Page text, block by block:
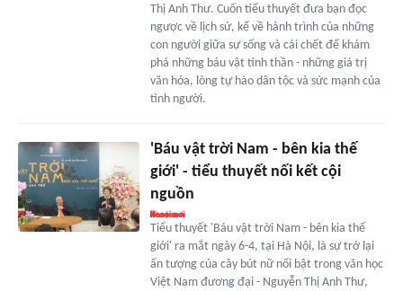
Thị Anh Thư. Cuốn tiểu thuyết đưa bạn đọc
ngược về lịch sử, kể về hành trình của những
con người giữa sự sống và cái chết để khám
phá những báu vật tinh thần - những giá trị
văn hóa, lòng tự hào dân tộc và sức mạnh của
tình người.
'Báu vật trời Nam - bên kia thế
giới' - tiểu thuyết nối kết cội
nguồn
Tiểu thuyết 'Báu vật trời Nam - bên kia thế
giới' ra mắt ngày 6-4, tại Hà Nội, là sự trở lại
ấn tượng của cây bút nữ nổi bật trong văn học
Việt Nam đương đại - Nguyễn Thị Anh Thư,